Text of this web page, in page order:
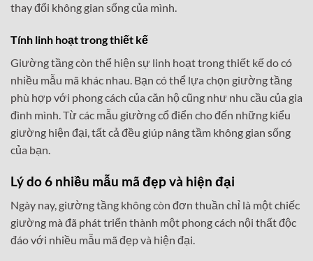
thay đổi không gian sống của mình.
Tính linh hoạt trong thiết kế
Giường tầng còn thể hiện sự linh hoạt trong thiết kế do có
nhiều mẫu mã khác nhau. Bạn có thể lựa chọn giường tầng
phù hợp với phong cách của căn hộ cũng như nhu cầu của gia
đình mình. Từ các mẫu giường cổ điển cho đến những kiểu
giường hiện đại, tất cả đều giúp nâng tầm không gian sống
của bạn.
Lý do 6 nhiều mẫu mã đẹp và hiện đại
Ngày nay, giường tầng không còn đơn thuần chỉ là một chiếc
giường mà đã phát triển thành một phong cách nội thất độc
đáo với nhiều mẫu mã đẹp và hiện đại.